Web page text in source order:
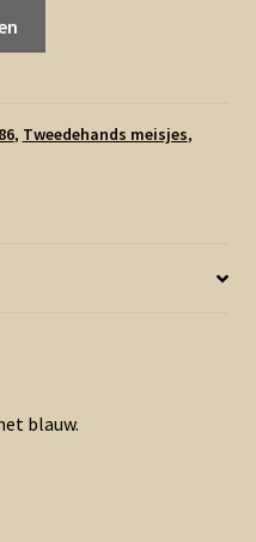
, Tweedehands meisjes,
blauw.